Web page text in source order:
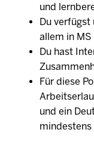
und
Du verfügst
allem in MS
Du hast
Für diese
und ein
mindestens